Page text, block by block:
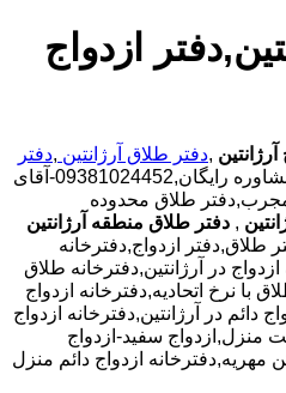
ازدواج
,دفتر طلاق آرژانتین ,دفتر
با تخفیف ویژه مشاوره رایگان,09381024452-آقای
طلاق محدوده
, دفتر طلاق منطقه آرژانتین
طلاق,دفتر ازدواج,دفترخانه
در آرژانتین,دفترخانه طلاق
با نرخ اتحادیه,دفترخانه ازدواج
دائم در آرژانتین,دفترخانه ازدواج
منزل,ازدواج سفید-ازدواج
ازدواج دائم منزل